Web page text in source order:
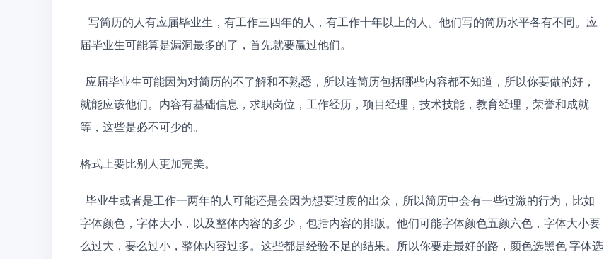
届毕业生可能算是漏洞最多的了，首先就要赢过他们。
就能应该他们。内容有基础信息，求职岗位，工作经历，项目经理，技术技能，教育经理，荣誉和成就
等，这些是必不可少的。
格式上要比别人更加完美。
字体颜色，字体大小，以及整体内容的多少，包括内容的排版。他们可能字体颜色五颜六色，字体大小要
么过大，要么过小，整体内容过多。这些都是经验不足的结果。所以你要走最好的路，颜色选黑色 字体选